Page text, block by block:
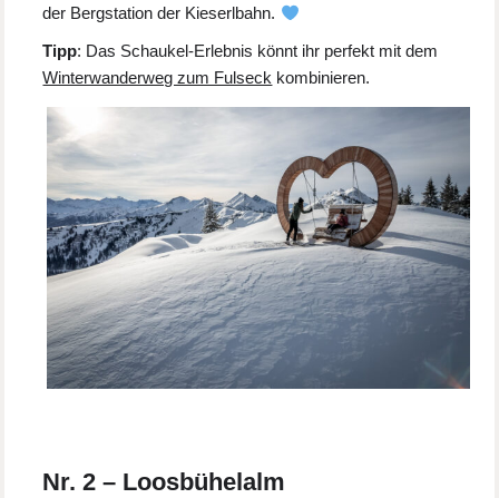
der Bergstation der Kieserlbahn.
Tipp: Das Schaukel-Erlebnis könnt ihr perfekt mit dem
Winterwanderweg zum Fulseck kombinieren.
Nr. 2 – Loosbühelalm